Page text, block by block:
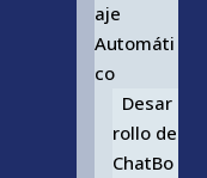
aje
Automáti
co
Desar
rollo de
ChatBo